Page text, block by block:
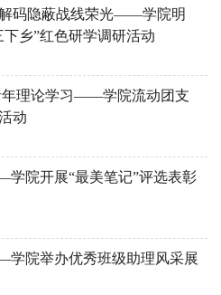
码隐蔽战线荣光——学院明
乡”红色研学调研活动
年理论学习——学院流动团支
动
院开展“最美笔记”评选表彰
院举办优秀班级助理风采展